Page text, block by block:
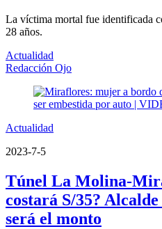
La víctima mortal fue identificada
28 años.
Actualidad
Redacción Ojo
Actualidad
2023-7-5
Túnel La Molina-
costará S/35?
será el monto